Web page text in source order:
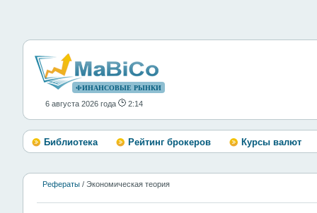
ФИНАНСОВЫЕ РЫНКИ
6 августа 2026 года 2:14
Библиотека Рейтинг брокеров Курсы валют
Рефераты / Экономическая теория